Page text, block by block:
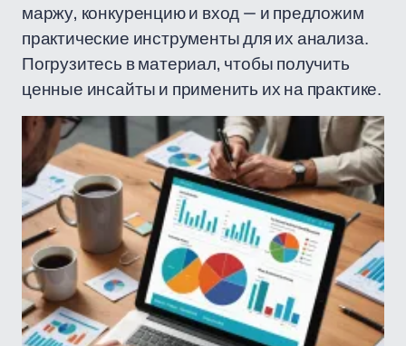
маржу, конкуренцию и вход — и предложим
практические инструменты для их анализа.
Погрузитесь в материал, чтобы получить
ценные инсайты и применить их на практике.